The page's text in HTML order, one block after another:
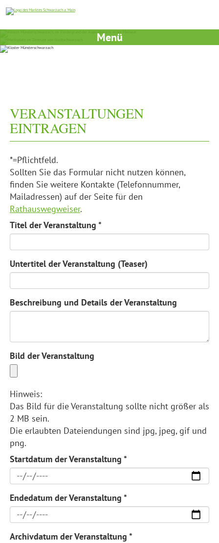
Menü
VERANSTALTUNGEN
EINTRAGEN
*=Pflichtfeld.
Sollten Sie das Formular nicht nutzen können,
finden Sie weitere Kontakte (Telefonnummer,
Mailadressen) auf der Seite für den
Rathauswegweiser.
Titel der Veranstaltung *
Untertitel der Veranstaltung (Teaser)
Beschreibung und Details der Veranstaltung
Bild der Veranstaltung
Hinweis:
Das Bild für die Veranstaltung sollte nicht größer als
2 MB sein.
Die erlaubten Dateiendungen sind jpg, jpeg, gif und
png.
Startdatum der Veranstaltung *
Endedatum der Veranstaltung *
Archivdatum der Veranstaltung *